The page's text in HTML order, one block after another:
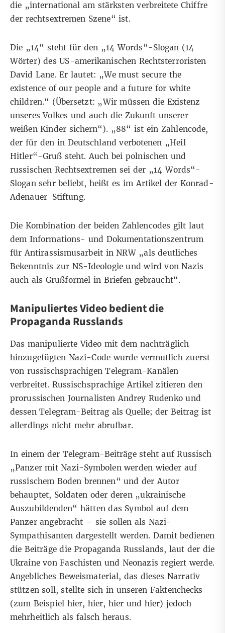
die „international am stärksten verbreitete Chiffre
der rechtsextremen Szene“ ist.
Die „14“ steht für den „14 Words“-Slogan (14
Wörter) des US-amerikanischen Rechtsterroristen
David Lane. Er lautet: „We must secure the
existence of our people and a future for white
children.“ (Übersetzt: „Wir müssen die Existenz
unseres Volkes und auch die Zukunft unserer
weißen Kinder sichern“). „88“ ist ein Zahlencode,
der für den in Deutschland verbotenen „Heil
Hitler“-Gruß steht. Auch bei polnischen und
russischen Rechtsextremen sei der „14 Words“-
Slogan sehr beliebt, heißt es im Artikel der Konrad-
Adenauer-Stiftung.
Die Kombination der beiden Zahlencodes gilt laut
dem Informations- und Dokumentationszentrum
für Antirassismusarbeit in NRW„als deutliches
Bekenntnis zur NS-Ideologie und wird von Nazis
auch als Grußformel in Briefen gebraucht“.
Manipuliertes Video bedient die
Propaganda Russlands
Das manipulierte Video mit dem nachträglich
hinzugefügten Nazi-Code wurde vermutlich zuerst
von russischsprachigen Telegram-Kanälen
verbreitet. RussischsprachigeArtikelzitieren den
prorussischen Journalisten Andrey Rudenko und
dessen Telegram-Beitrag als Quelle; der Beitrag ist
allerdings nicht mehr abrufbar.
In einem der Telegram-Beiträgesteht auf Russisch
„Panzer mit Nazi-Symbolen werden wieder auf
russischem Boden brennen“ und der Autor
behauptet, Soldaten oder deren „ukrainische
Auszubildenden“ hätten das Symbol auf dem
Panzer angebracht – sie sollen als Nazi-
Sympathisanten dargestellt werden. Damit bedienen
die Beiträge diePropaganda Russlands, laut der die
Ukraine von Faschisten und Neonazis regiert werde.
Angebliches Beweismaterial, das dieses Narrativ
stützen soll, stellte sich in unseren Faktenchecks
(zum Beispiel hier, hier, hier und hier) jedoch
mehrheitlich als falsch heraus.